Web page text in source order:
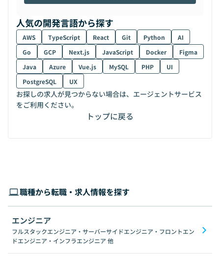
人気の開発言語から探す
AWS TypeScript React Git Python
AI
Go
GCP Next.js JavaScript Docker
Figma
Java
Azure Vue.js MySQL PHP
UI
PostgreSQL
UX
お探しの求人が見つからない場合は、エージェントサービス
をご利用ください。
トップに戻る
職種から転職・求人情報を探す
エンジニア
フルスタックエンジニア・サーバーサイドエンジニア・フロントエン
ドエンジニア・インフラエンジニア 他